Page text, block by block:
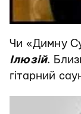
Чи «Димну
Ілюзій.
гітарний